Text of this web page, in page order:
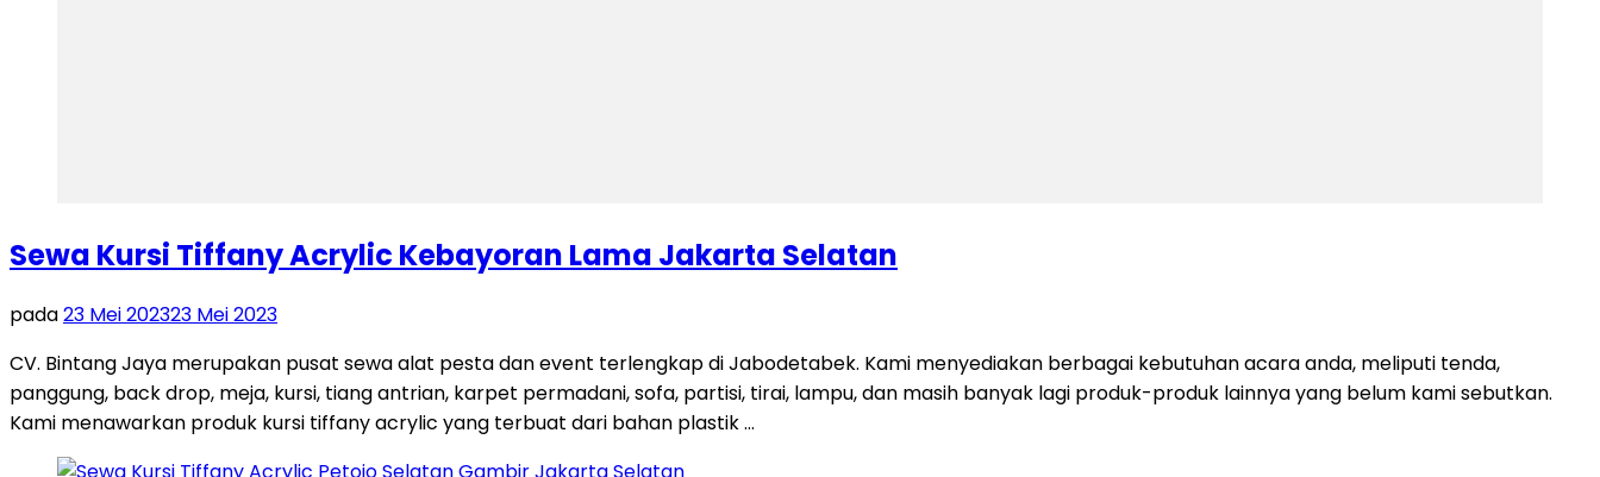
Sewa Kursi Tiffany Acrylic Kebayoran Lama Jakarta Selatan
pada23 Mei 202323 Mei 2023
CV. Bintang Jaya merupakan pusat sewa alat pesta dan event terlengkap di Jabodetabek. Kami menyediakan berbagai kebutuhan acara anda, meliputi tenda,
panggung, back drop, meja, kursi, tiang antrian, karpet permadani, sofa, partisi, tirai, lampu, dan masih banyak lagi produk-produk lainnya yang belum kami sebutkan.
Kami menawarkan produk kursi tiffany acrylic yang terbuat dari bahan plastik …